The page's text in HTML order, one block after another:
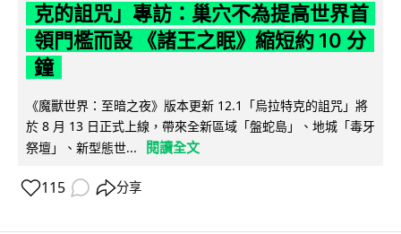
克的詛咒」專訪：巢穴不為提高世界首
領門檻而設 《諸王之眠》縮短約 10 分
鐘
《魔獸世界：至暗之夜》版本更新 12.1「烏拉特克的詛咒」將
於 8 月 13 日正式上線，帶來全新區域「盤蛇島」、地城「毒牙
祭壇」、新型態世...
閱讀全文
115 分享